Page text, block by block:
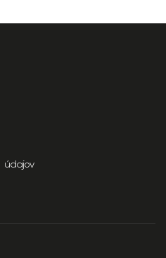
údajov